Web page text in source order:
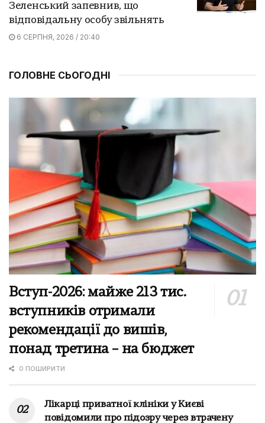
Зеленський запевнив, що
відповідальну особу звільнять
6 СЕРПНЯ, 2026 / 20:40
ГОЛОВНЕ СЬОГОДНІ
Вступ-2026: майже 213 тис.
вступників отримали
рекомендації до вишів,
понад третина – на бюджет
0 ПОШИРИТИ
Лікарці приватної клініки у Києві
повідомили про підозру через втрачену